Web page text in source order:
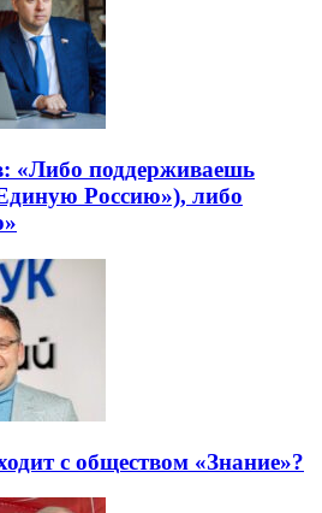
«Либо поддерживаешь
Россию»), либо
с обществом «Знание»?